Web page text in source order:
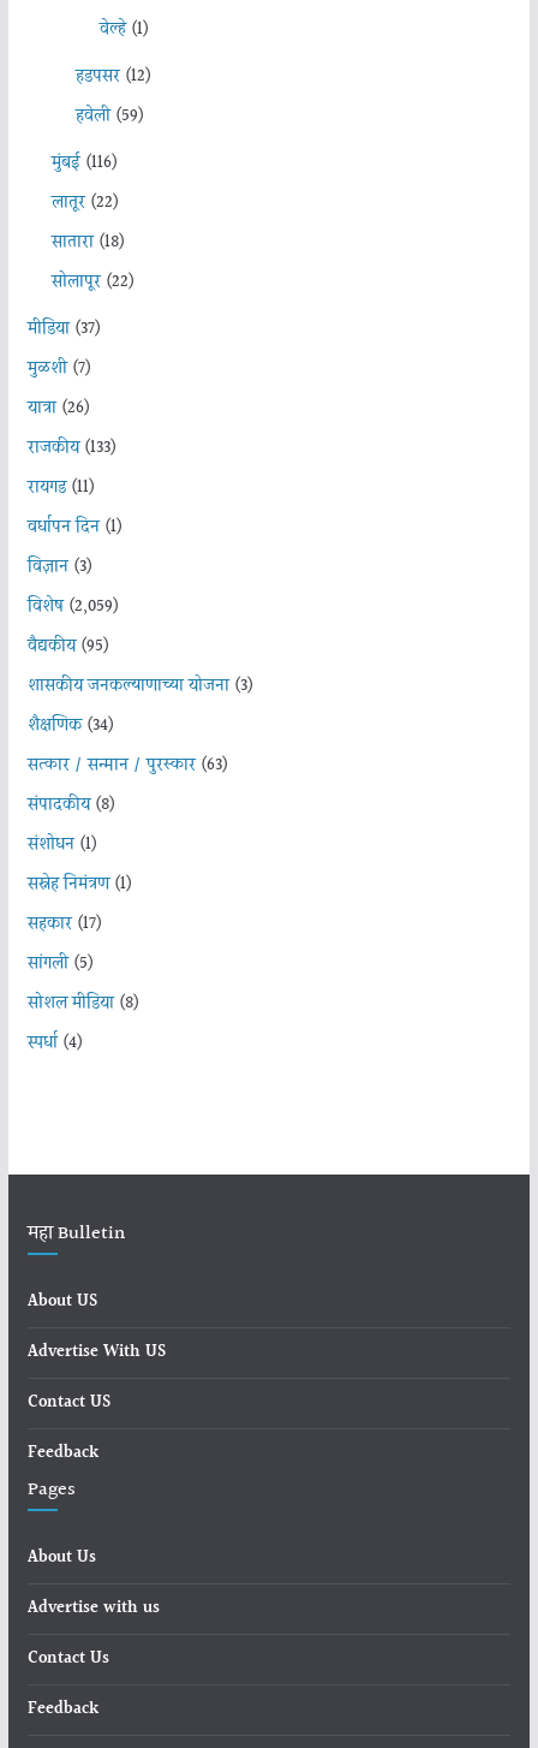
वेल्हे(1)
हडपसर(12)
हवेली(59)
मुंबई(116)
लातूर(22)
सातारा(18)
सोलापूर(22)
मीडिया(37)
मुळशी(7)
यात्रा(26)
राजकीय(133)
रायगड(11)
वर्धापन दिन(1)
विज्ञान(3)
विशेष(2,059)
वैद्यकीय(95)
शासकीय जनकल्याणाच्या योजना(3)
शैक्षणिक(34)
सत्कार / सन्मान / पुरस्कार(63)
संपादकीय(8)
संशोधन(1)
सस्नेह निमंत्रण(1)
सहकार(17)
सांगली(5)
सोशल मीडिया(8)
स्पर्धा(4)
महा Bulletin
About US
Advertise With US
Contact US
Feedback
Pages
About Us
Advertise with us
Contact Us
Feedback